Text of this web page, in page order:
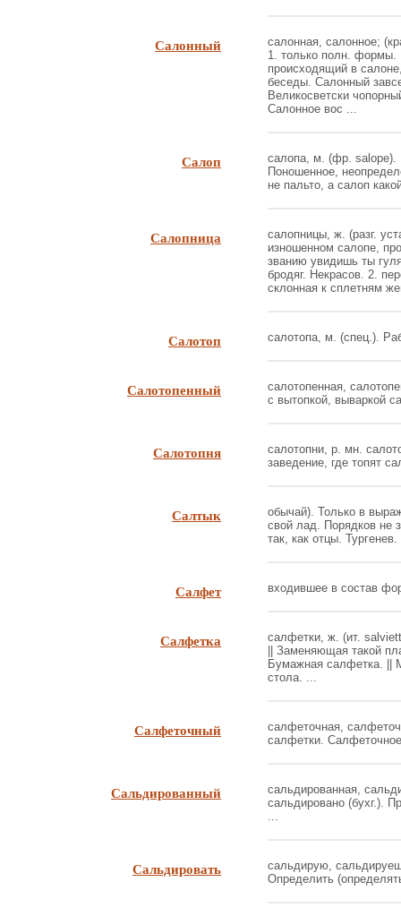
Салонный
салонная, салонное;
1. только полн. формы.
происходящий в
беседы. Салонный
Великосветски
Салонное вос ...
Салоп
салопа, м. (фр. salope).
Поношенное,
не пальто, а салоп
Салопница
салопницы, ж. (разг.
изношенном салопе,
званию увидишь ты
бродяг. Некрасов. 2.
склонная к сплетням
Салотоп салотопа, м. (спец.).
Салотопенный
салотопенная,
с вытопкой, вываркой
Салотопня
салотопни, р. мн.
заведение, где топят
Салтык
обычай). Только в
свой лад. Порядков не
так, как отцы.
Салфет входившее в состав
Салфетка
салфетки, ж. (ит.
|| Заменяющая такой
Бумажная салфетка. ||
стола. ...
Салфеточный
салфеточная,
салфетки.
Сальдированный
сальдированная,
сальдировано (бухг.).
...
Сальдировать
сальдирую,
Определить